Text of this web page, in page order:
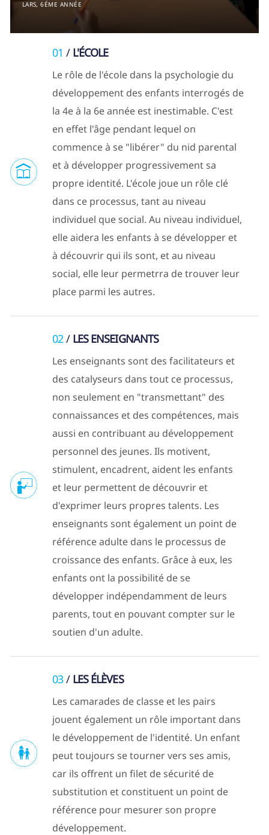
LARS, 6ÉME ANNÉE
01 L'ÉCOLE
Le rôle de l'école dans la psychologie du
développement des enfants interrogés de
la 4e à la 6e année est inestimable. C'est
en effet l'âge pendant lequel on
commence à se "libérer" du nid parental
et à développer progressivement sa
propre identité. L'école joue un rôle clé
dans ce processus, tant au niveau
individuel que social. Au niveau individuel,
elle aidera les enfants à se développer et
à découvrir qui ils sont, et au niveau
social, elle leur permetrra de trouver leur
place parmi les autres.
02 LES ENSEIGNANTS
Les enseignants sont des facilitateurs et
des catalyseurs dans tout ce processus,
non seulement en "transmettant" des
connaissances et des compétences, mais
aussi en contribuant au développement
personnel des jeunes. Ils motivent,
stimulent, encadrent, aident les enfants
et leur permettent de découvrir et
d'exprimer leurs propres talents. Les
enseignants sont également un point de
référence adulte dans le processus de
croissance des enfants. Grâce à eux, les
enfants ont la possibilité de se
développer indépendamment de leurs
parents, tout en pouvant compter sur le
soutien d'un adulte.
03 LES ÉLÈVES
Les camarades de classe et les pairs
jouent également un rôle important dans
le développement de l'identité. Un enfant
peut toujours se tourner vers ses amis,
car ils offrent un filet de sécurité de
substitution et constituent un point de
référence pour mesurer son propre
développement.